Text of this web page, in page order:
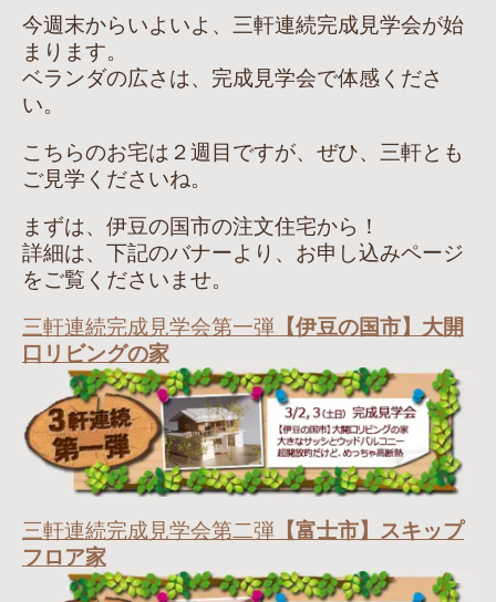
今週末からいよいよ、三軒連続完成見学会が始
まります。
ベランダの広さは、完成見学会で体感くださ
い。
こちらのお宅は２週目ですが、ぜひ、三軒とも
ご見学くださいね。
まずは、伊豆の国市の注文住宅から！
詳細は、下記のバナーより、お申し込みページ
をご覧くださいませ。
三軒連続完成見学会第一弾 【伊豆の国市】大開
口リビングの家
三軒連続完成見学会第二弾 【富士市】スキップ
フロア家